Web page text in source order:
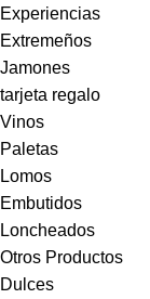
Experiencias
Extremeños
Jamones
tarjeta regalo
Vinos
Paletas
Lomos
Embutidos
Loncheados
Otros Productos
Dulces